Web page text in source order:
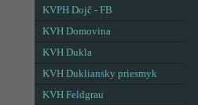
KVPH Dojč - FB
KVH Domovina
KVH Dukla
KVH Dukliansky priesmyk
KVH Feldgrau